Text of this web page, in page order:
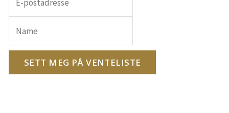
inn
e-
postadressen
din
SETT MEG PÅ VENTELISTE